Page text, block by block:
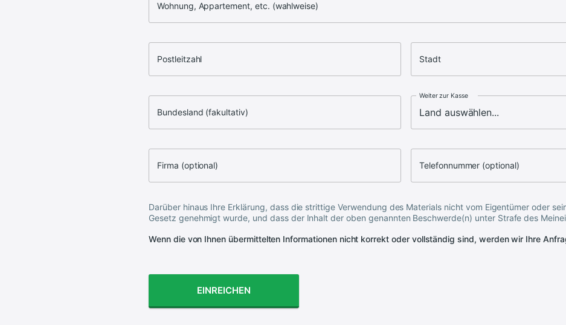
Wohnung, Appartement, etc. (wahlweise)
Postleitzahl Stadt
Bundesland (fakultativ)
Weiter zur Kasse
Firma (optional) Telefonnummer (optional)
Darüber hinaus Ihre Erklärung, dass die strittige Verwendung des Materials nicht vom Eigentümer oder
Gesetz genehmigt wurde, und dass der Inhalt der oben genannten Beschwerde(n) unter Strafe des
Wenn die von Ihnen übermittelten Informationen nicht korrekt oder vollständig sind, werden wir Ihre
EINREICHEN